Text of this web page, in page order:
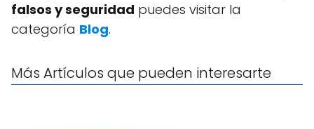
falsos y seguridad puedes visitar la
categoría Blog.
Más Artículos que pueden interesarte